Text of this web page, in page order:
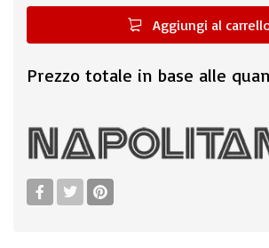
Aggiungi al
Prezzo totale in base alle